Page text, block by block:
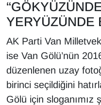
YERYÜZÜNDE
AK Parti Van
ise Van Gölü’nün
düzenlenen uzay
birinci seçildiğini
Gölü için sloganımız